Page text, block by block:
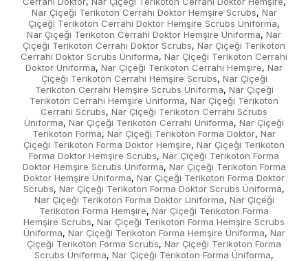
Nar Çiçeği Terikoton Cerrahi Doktor Hemşire Scrubs, Nar
Çiçeği Terikoton Cerrahi Doktor Hemşire Scrubs Üniforma,
Nar Çiçeği Terikoton Cerrahi Doktor Hemşire Üniforma, Nar
Çiçeği Terikoton Cerrahi Doktor Scrubs, Nar Çiçeği Terikoton
Cerrahi Doktor Scrubs Üniforma, Nar Çiçeği Terikoton Cerrahi
Doktor Üniforma, Nar Çiçeği Terikoton Cerrahi Hemşire, Nar
Çiçeği Terikoton Cerrahi Hemşire Scrubs, Nar Çiçeği
Terikoton Cerrahi Hemşire Scrubs Üniforma, Nar Çiçeği
Terikoton Cerrahi Hemşire Üniforma, Nar Çiçeği Terikoton
Cerrahi Scrubs, Nar Çiçeği Terikoton Cerrahi Scrubs
Üniforma, Nar Çiçeği Terikoton Cerrahi Üniforma, Nar Çiçeği
Terikoton Forma, Nar Çiçeği Terikoton Forma Doktor, Nar
Çiçeği Terikoton Forma Doktor Hemşire, Nar Çiçeği Terikoton
Forma Doktor Hemşire Scrubs, Nar Çiçeği Terikoton Forma
Doktor Hemşire Scrubs Üniforma, Nar Çiçeği Terikoton Forma
Doktor Hemşire Üniforma, Nar Çiçeği Terikoton Forma Doktor
Scrubs, Nar Çiçeği Terikoton Forma Doktor Scrubs Üniforma,
Nar Çiçeği Terikoton Forma Doktor Üniforma, Nar Çiçeği
Terikoton Forma Hemşire, Nar Çiçeği Terikoton Forma
Hemşire Scrubs, Nar Çiçeği Terikoton Forma Hemşire Scrubs
Üniforma, Nar Çiçeği Terikoton Forma Hemşire Üniforma, Nar
Çiçeği Terikoton Forma Scrubs, Nar Çiçeği Terikoton Forma
Scrubs Üniforma, Nar Çiçeği Terikoton Forma Üniforma,